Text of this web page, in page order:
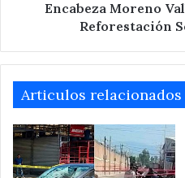
AcajeteEncabeza Moreno
Reforestación
Articulos relacionados